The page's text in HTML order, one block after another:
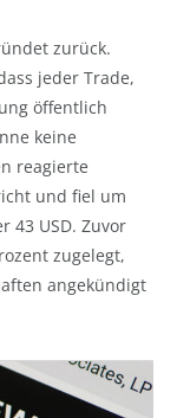
zurück.
jeder Trade,
öffentlich
keine
reagierte
und fiel um
43 USD. Zuvor
zugelegt,
angekündigt